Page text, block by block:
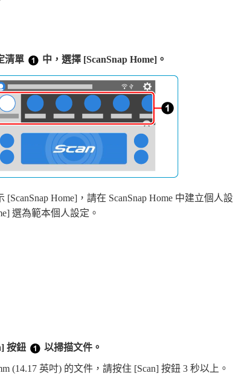
清單 中，選擇 [ScanSnap Home]。
Home]，請在 ScanSnap Home 中建立個人
選為範本個人設定。
按鈕 以掃描文件。
(14.17 英吋) 的文件，請按住 [Scan] 按鈕 3 秒以上。